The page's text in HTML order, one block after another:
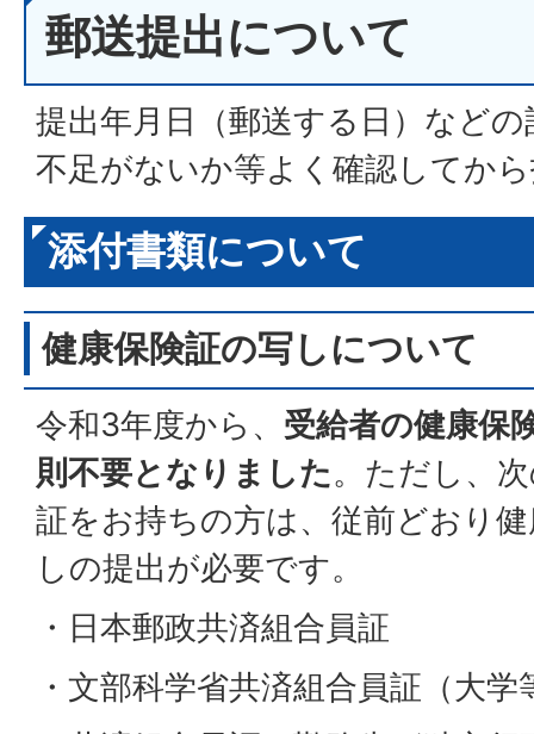
郵送提出について
提出年月日（郵送する日）など
不足がないか等よく確認してか
添付書類について
健康保険証の写しについて
令和3年度から、 受給者の健康保
則不要となりました。ただし、
証をお持ちの方は、従前どおり
しの提出が必要です。
・日本郵政共済組合員証
・文部科学省共済組合員証（大